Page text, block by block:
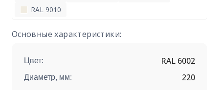
RAL 9010
Основные характеристики:
Цвет: RAL 6002
Диаметр, мм: 220